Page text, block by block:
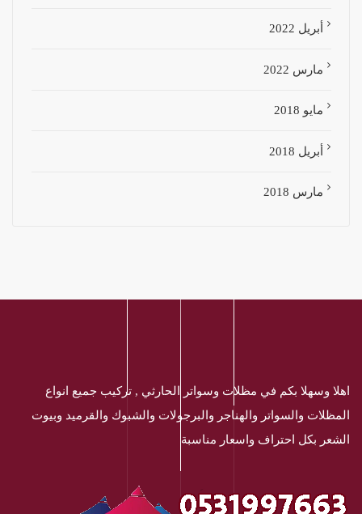
أبريل 2022
مارس 2022
مايو 2018
أبريل 2018
مارس 2018
اهلا وسهلا بكم في مظلات وسواتر الحارثي , تركيب جميع انواع
المظلات والسواتر والهناجر والبرجولات والشبوك والقرميد وبيوت
الشعر بكل احتراف واسعار مناسبة